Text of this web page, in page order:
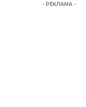
- РЕКЛАМА -